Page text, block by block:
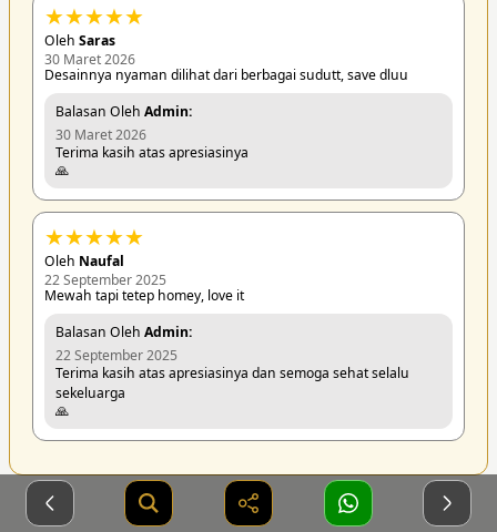
★★★★★
Oleh Saras
30 Maret 2026
Desainnya nyaman dilihat dari berbagai sudutt, save dluu
Balasan Oleh Admin:
30 Maret 2026
Terima kasih atas apresiasinya
🙏
★★★★★
Oleh Naufal
22 September 2025
Mewah tapi tetep homey, love it
Balasan Oleh Admin:
22 September 2025
Terima kasih atas apresiasinya dan semoga sehat selalu
sekeluarga
🙏